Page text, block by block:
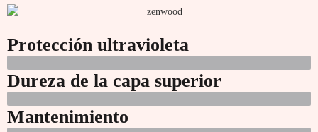
Protección ultravioleta
Dureza de la capa superior
Mantenimiento